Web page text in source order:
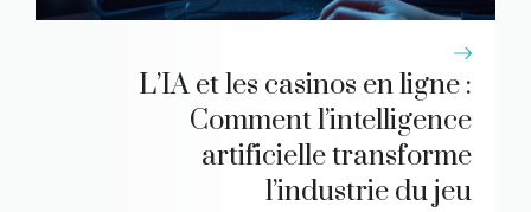
L’IA et les casinos en ligne :
Comment l’intelligence
artificielle transforme
l’industrie du jeu